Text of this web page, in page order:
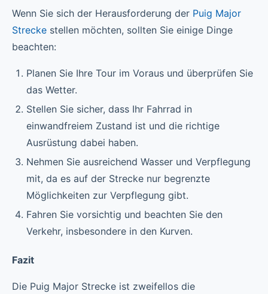
Wenn Sie sich der Herausforderung der Puig Major
Strecke stellen möchten, sollten Sie einige Dinge
beachten:
Planen Sie Ihre Tour im Voraus und überprüfen Sie
das Wetter.
Stellen Sie sicher, dass Ihr Fahrrad in
einwandfreiem Zustand ist und die richtige
Ausrüstung dabei haben.
Nehmen Sie ausreichend Wasser und Verpflegung
mit, da es auf der Strecke nur begrenzte
Möglichkeiten zur Verpflegung gibt.
Fahren Sie vorsichtig und beachten Sie den
Verkehr, insbesondere in den Kurven.
Fazit
Die Puig Major Strecke ist zweifellos die